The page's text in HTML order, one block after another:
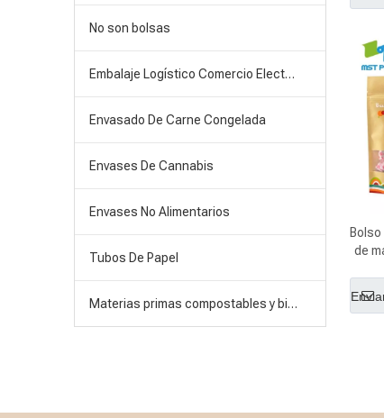
No son bolsas
Embalaje Logístico Comercio Electrónico
Envasado De Carne Congelada
Envases De Cannabis
Envases No Alimentarios
Tubos De Papel
Materias primas compostables y biodegradables
de